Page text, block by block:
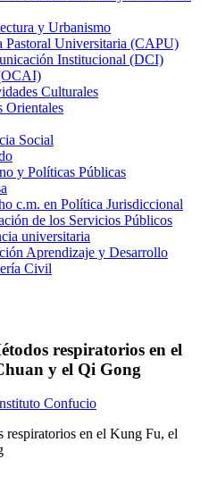
y Urbanismo
Pastoral Universitaria (CAPU)
Institucional (DCI)
Culturales
Orientales
Social
y Políticas Públicas
c.m. en Política Jurisdiccional
de los Servicios Públicos
universitaria
Aprendizaje y Desarrollo
Civil
respiratorios en el
y el Qi Gong
Confucio
respiratorios en el Kung Fu, el